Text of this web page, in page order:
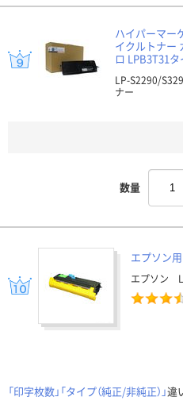
ハイパーマー
イクルトナー
ロ LPB3T31
LP-S2290/
ナー
数量
エプソン
エプソン
「印字枚数」「タイプ（純正/非純正）」違